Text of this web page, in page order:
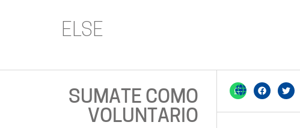
ELSE
SUMATE COMO
VOLUNTARIO